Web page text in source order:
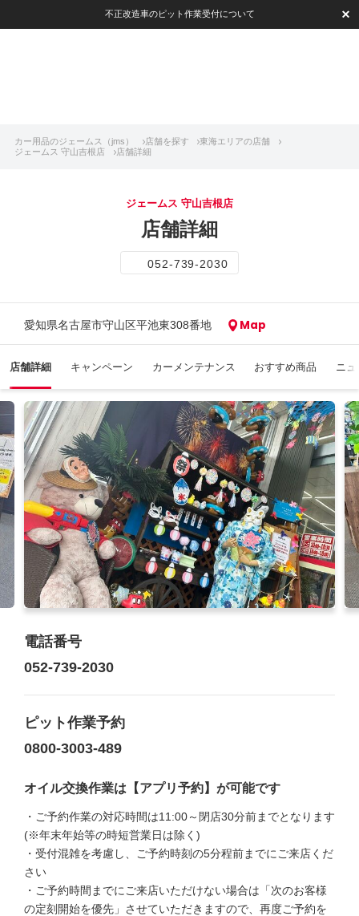
不正改造車のピット作業受付について
カー用品のジェームス（jms） 店舗を探す
東海エリアの店舗
ジェームス 守山吉根店
店舗詳細
ジェームス 守山吉根店
店舗詳細
052-739-2030
愛知県名古屋市守山区平池東308番地 Map
店舗詳細 キャンペーン カーメンテナンス おすすめ商品 ニ
電話番号
052-739-2030
ピット作業予約
0800-3003-489
オイル交換作業は【アプリ予約】が可能です
・ご予約作業の対応時間は11:00～閉店30分前までとなります
(※年末年始等の時短営業日は除く)
・受付混雑を考慮し、ご予約時刻の5分程前までにご来店くだ
さい
・ご予約時間までにご来店いただけない場合は「次のお客様
の定刻開始を優先」させていただきますので、再度ご予約を